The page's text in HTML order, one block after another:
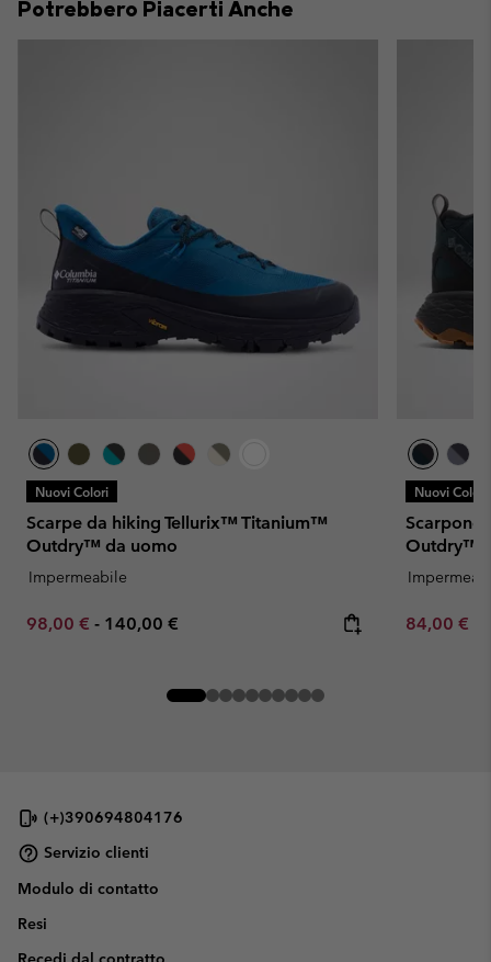
Potrebbero Piacerti Anche
Nuovi Colori
Scarpe da hiking Tellurix™ Titanium™
Outdry™ da uomo
Impermeabile
Minimum sale price:
98,00 € - Maximum price:
140,00 €
Nuovi Colori
Outdry™
Minimum
84,00 €
(+)390694804176
Servizio clienti
Modulo di contatto
Resi